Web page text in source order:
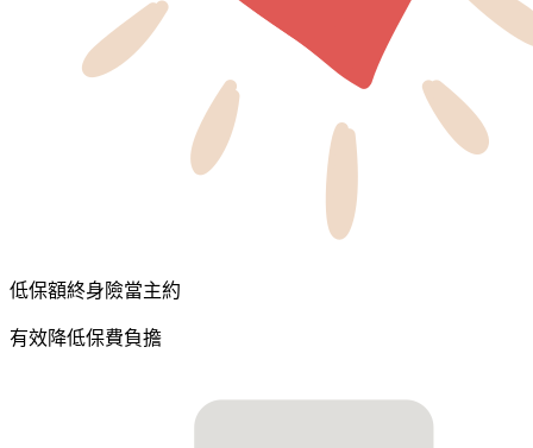
低保額終身險當主約
有效降低保費負擔